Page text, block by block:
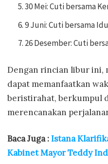
30 Mei: Cuti bersama
9 Juni: Cuti bersama
26 Desember: Cuti
Dengan rincian libur ini,
dapat memanfaatkan
beristirahat, berkumpul
merencanakan
Baca Juga :Istana
Kabinet Mayor Teddy